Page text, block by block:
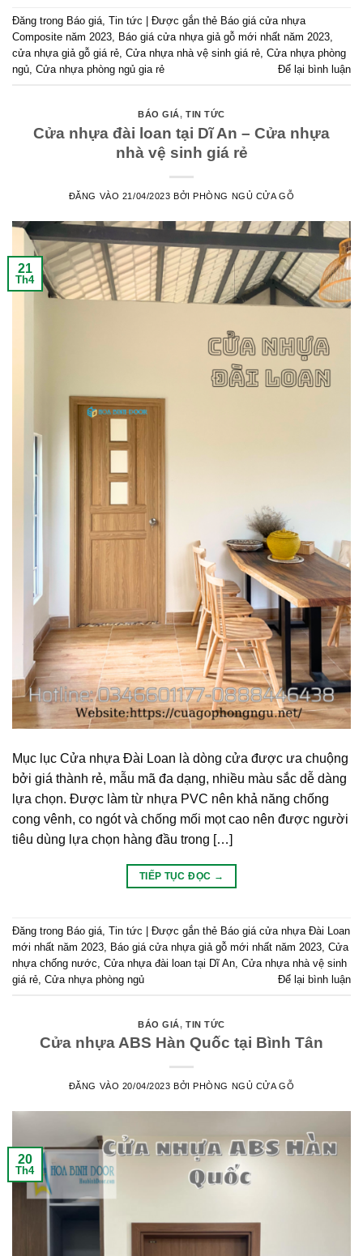
Đăng trong Báo giá, Tin tức Được gắn thẻ Báo giá cửa nhựa
Composite năm 2023, Báo giá cửa nhựa giả gỗ mới nhất năm 2023,
cửa nhựa giả gỗ giá rẻ, Cửa nhựa nhà vệ sinh giá rẻ, Cửa nhựa phòng
ngủ, Cửa nhựa phòng ngủ gia rẻ Để lại bình luận
BÁO GIÁ,TIN TỨC
Cửa nhựa đài loan tại Dĩ An – Cửa nhựa
nhà vệ sinh giá rẻ
ĐĂNG VÀO 21/04/2023 BỞIPHÒNG NGỦ CỬA GỖ
21
Th4
Mục lục Cửa nhựa Đài Loan là dòng cửa được ưa chuộng
bởi giá thành rẻ, mẫu mã đa dạng, nhiều màu sắc dễ dàng
lựa chọn. Được làm từ nhựa PVC nên khả năng chống
cong vênh, co ngót và chống mối mọt cao nên được người
tiêu dùng lựa chọn hàng đầu trong […]
TIẾP TỤC ĐỌC →
Đăng trong Báo giá Tin tức Được gắn thẻ Báo giá cửa nhựa Đài Loan
mới nhất năm 2023
Báo giá cửa nhựa giả gỗ mới nhất năm 2023 Cửa
nhựa chống nước Cửa nhựa đài loan tại Dĩ An Cửa nhựa nhà vệ sinh
giá rẻ Cửa nhựa phòng ngủ Để lại bình luận
BÁO GIÁ,TIN TỨC
Cửa nhựa ABS Hàn Quốc tại Bình Tân
ĐĂNG VÀO 20/04/2023 BỞIPHÒNG NGỦ CỬA GỖ
20
Th4